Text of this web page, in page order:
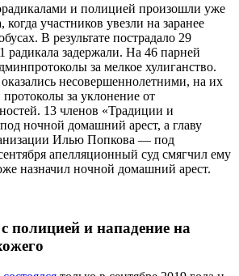
и полицией произошли уже
участников увезли на заранее
В результате пострадало 29
радикала задержали. На 46 парней
за мелкое хулиганство.
несовершеннолетними, на их
протоколы за уклонение от
13 членов «Традиции и
под ночной домашний арест, а главу
Илью Попкова — под
апелляционный суд смягчил ему
назначил ночной домашний арест.
полицией и нападение на